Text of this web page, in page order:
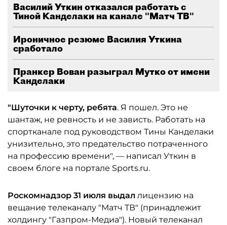
Василий Уткин отказался работать с
Тиной Канделаки на канале "Матч ТВ"
Ироничное резюме Василия Уткина
сработало
Пранкер Вован разыграл Мутко от имени
Канделаки
"Шуточки к черту, ребята. Я пошел. Это не
шантаж, не ревность и не зависть. Работать на
спортканале под руководством Тины Канделаки
унизительно, это предательство потраченного
на профессию времени", — написал Уткин в
своем блоге на портале Sports.ru.
Роскомнадзор 31 июля выдал лицензию на
вещание телеканалу "Матч ТВ" (принадлежит
холдингу "Газпром-Медиа"). Новый телеканал